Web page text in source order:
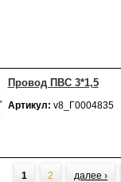
Провод ПВС 3*1,5
Артикул: v8_Г0004835
1 2 далее ›